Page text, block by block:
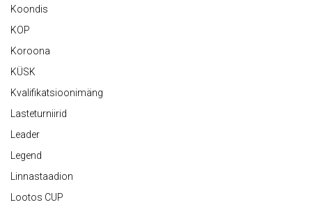
Koondis
KOP
Koroona
KÜSK
Kvalifikatsioonimäng
Lasteturniirid
Leader
Legend
Linnastaadion
Lootos CUP